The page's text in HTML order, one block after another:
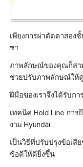
เพียงการผ่าตัดตาสอง
ซา
ภาพลักษณ์ของคุณก็สาม
ช่วยปรับภาพลักษณ์ให้
ฝีมือของเราจึงได้รับก
เทคนิค Hold Line กา
งาม Hyundai
เป็นวิธีที่ปรับปรุงข้อเสี
ข้อดีให้ดียิ่งขึ้น